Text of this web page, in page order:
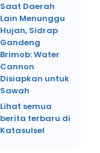
Saat Daerah
Lain Menunggu
Hujan, Sidrap
Gandeng
Brimob: Water
Cannon
Disiapkan untuk
Sawah
Lihat semua
berita terbaru di
Katasulsel